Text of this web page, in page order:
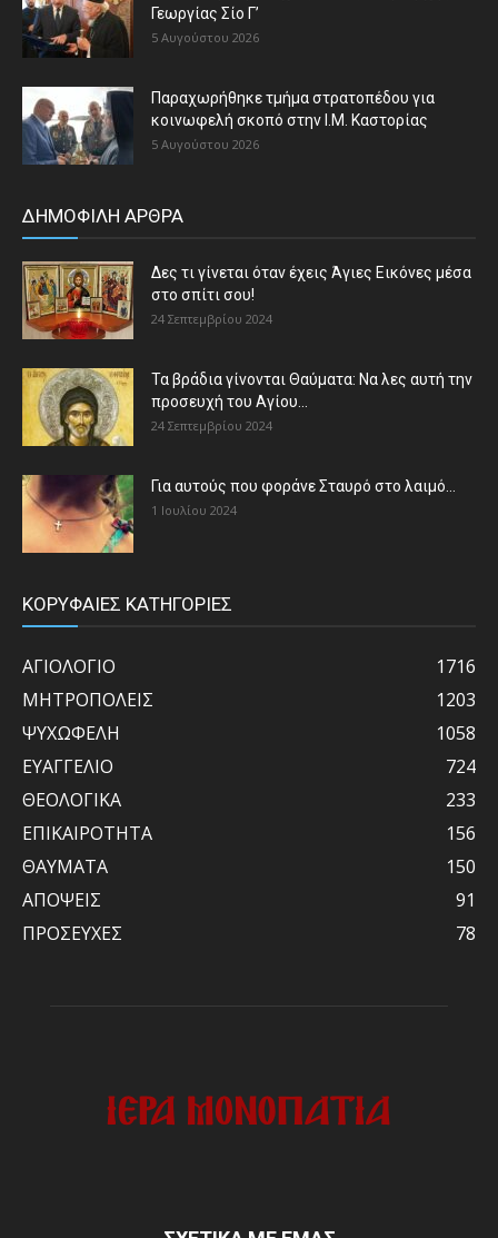
Γεωργίας Σίο Γ’
5 Αυγούστου 2026
Παραχωρήθηκε τμήμα στρατοπέδου για
κοινωφελή σκοπό στην Ι.Μ. Καστορίας
5 Αυγούστου 2026
ΔΗΜΟΦΙΛΗ ΑΡΘΡΑ
Δες τι γίνεται όταν έχεις Άγιες Εικόνες μέσα
στο σπίτι σου!
24 Σεπτεμβρίου 2024
Τα βράδια γίνονται Θαύματα: Να λες αυτή την
προσευχή του Αγίου...
24 Σεπτεμβρίου 2024
Για αυτούς που φοράνε Σταυρό στο λαιμό…
1 Ιουλίου 2024
ΚΟΡΥΦΑΙΕΣ ΚΑΤΗΓΟΡΙΕΣ
ΑΓΙΟΛΟΓΙΟ
1716
ΜΗΤΡΟΠΟΛΕΙΣ
1203
ΨΥΧΩΦΕΛΗ
1058
ΕΥΑΓΓΕΛΙΟ
724
ΘΕΟΛΟΓΙΚΑ
233
ΕΠΙΚΑΙΡΟΤΗΤΑ
156
ΘΑΥΜΑΤΑ
150
ΑΠΟΨΕΙΣ
91
ΠΡΟΣΕΥΧΕΣ
78